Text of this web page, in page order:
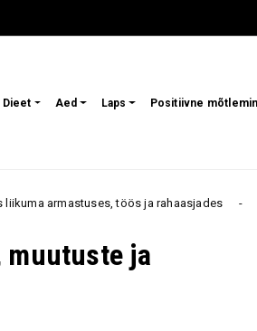
Dieet Aed Laps Positiivne
ja rahaasjades Armastus Milline
muutuste ja